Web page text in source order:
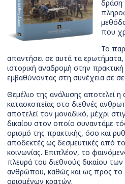
δράση
που
Το
απαντήσει σε αυτά τα ερωτήματα,
ιστορική αναδρομή στην
εμβαθύνοντας στη συνέχεια σε
Θεμέλιο της ανάλυσης αποτελεί η
κατασκοπείας στο διεθνές
αποτελεί τον μοναδικό, μέχρι
δικαίου στον οποίο συναντάμε
ορισμό της πρακτικής, όσο και
αποδεκτές ως δεσμευτικές από
κοινωνίας. Επιπλέον, το
πλευρά του διεθνούς δικαίου
ανθρώπου, καθώς και ως προς το
ορισμένων κρατών.